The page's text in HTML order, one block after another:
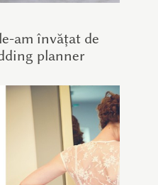
am învățat de
planner